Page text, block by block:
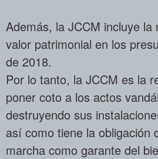
Además, la JCCM incluye la
valor patrimonial en los
de 2018.
Por lo tanto, la JCCM es la
poner coto a los actos
destruyendo sus
así como tiene la obligación
marcha como garante del